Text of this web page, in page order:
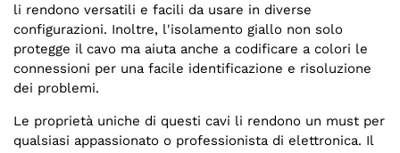
li rendono versatili e facili da usare in diverse
configurazioni. Inoltre, l'isolamento giallo non solo
protegge il cavo ma aiuta anche a codificare a colori le
connessioni per una facile identificazione e risoluzione
dei problemi.
Le proprietà uniche di questi cavi li rendono un must per
qualsiasi appassionato o professionista di elettronica. Il